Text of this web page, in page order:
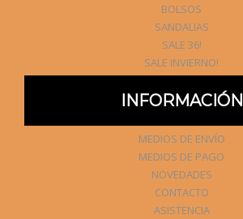
BOLSOS
SANDALIAS
SALE 36!
SALE INVIERNO!
INFORMACIÓN
MEDIOS DE ENVÍO
MEDIOS DE PAGO
NOVEDADES
CONTACTO
ASISTENCIA